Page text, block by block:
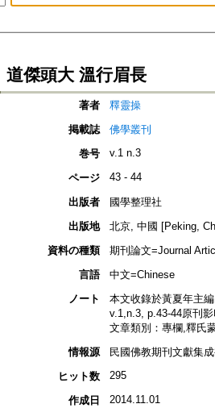
道傑頭大 溫行眉長
著者
釋靈操
掲載誌
佛學叢刊
巻号
v.1 n.3
ページ 43 - 44
出版者
國學整理社
出版地
北京, 中國 [Peking,
資料の種類
期刊論文=Journal
言語
中文=Chinese
ノート
本文收錄於黃夏年主
v.1,n.3, p.43-44原刊
文章類別：專欄,釋氏
情報源
民國佛教期刊文獻集
ヒット数
295
作成日 2014.11.01